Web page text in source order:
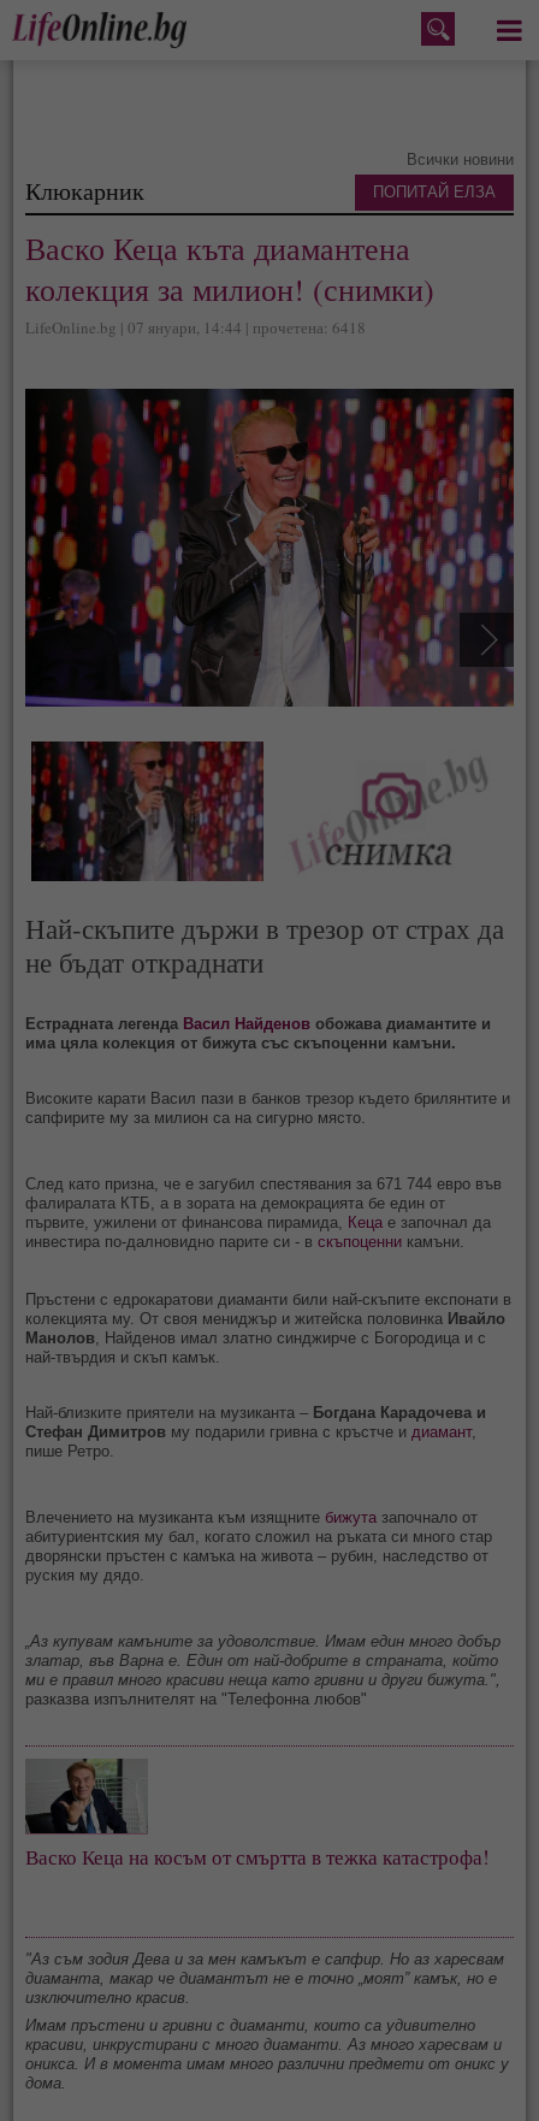
Меню
Всички новини
Клюкарник
Васко Кеца къта диамантена
колекция за милион! (снимки)
LifeOnline.bg | 07 януари, 14:44 | прочетена: 6418
Най-скъпите държи в трезор от страх да
не бъдат откраднати
Естрадната легенда Васил Найденов обожава диамантите и
има цяла колекция от бижута със скъпоценни камъни.
Високите карати Васил пази в банков трезор където брилянтите и
сапфирите му за милион са на сигурно място.
След като призна, че е загубил спестявания за 671 744 евро във
фалиралата КТБ, а в зората на демокрацията бе един от
първите, ужилени от финансова пирамида,
Кеца е започнал да
инвестира по-далновидно парите си - вскъпоценни камъни.
Пръстени с едрокаратови диаманти били най-скъпите експонати в
колекцията му. От своя мениджър и житейска половинка Ивайло
Манолов , Найденов имал златно синджирче с Богородица и с
най-твърдия и скъп камък.
Най-близките приятели на музиканта – Богдана Карадочева и
Стефан Димитров му подарили гривна с кръстче и диамант,
пише Ретро.
Влечението на музиканта към изящните бижута започнало от
абитуриентския му бал, когато сложил на ръката си много стар
дворянски пръстен с камъка на живота – рубин, наследство от
руския му дядо.
„Аз купувам камъните за удоволствие. Имам един много добър
златар, във Варна е. Един от най-добрите в страната, който
ми е правил много красиви неща като гривни и други бижута.",
разказва изпълнителят на "Телефонна любов"
Васко Кеца на косъм от смъртта в тежка катастрофа!
"Аз съм зодия Дева и за мен камъкът е сапфир. Но аз харесвам
диаманта, макар че диамантът не е точно „моят” камък, но е
изключително красив.
Имам пръстени и гривни с диаманти, които са удивително
красиви, инкрустирани с много диаманти. Аз много харесвам и
оникса. И в момента имам много различни предмети от оникс у
дома.
ПОПИТАЙ ЕЛЗА